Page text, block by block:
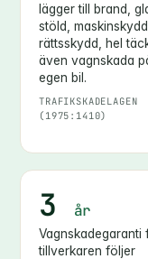
lägger till brand,
stöld,
rättsskydd, hel
även vagnskada
egen bil.
TRAFIKSKADELAGEN
(1975:1410)
3 år
Vagnskadegaranti
tillverkaren följer